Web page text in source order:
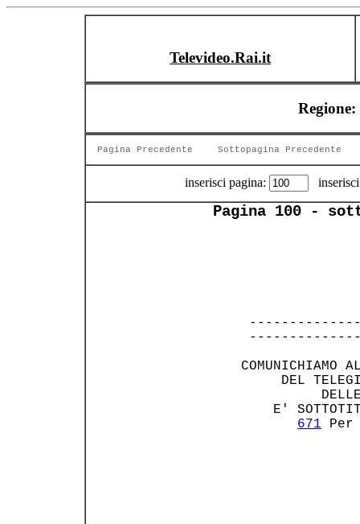
Televideo.Rai.it
Pagina Precedente Sottopagina Precedente
inserisci pagina:
Pagina 100 -
COMUNICHIAMO
DEL
E'
671